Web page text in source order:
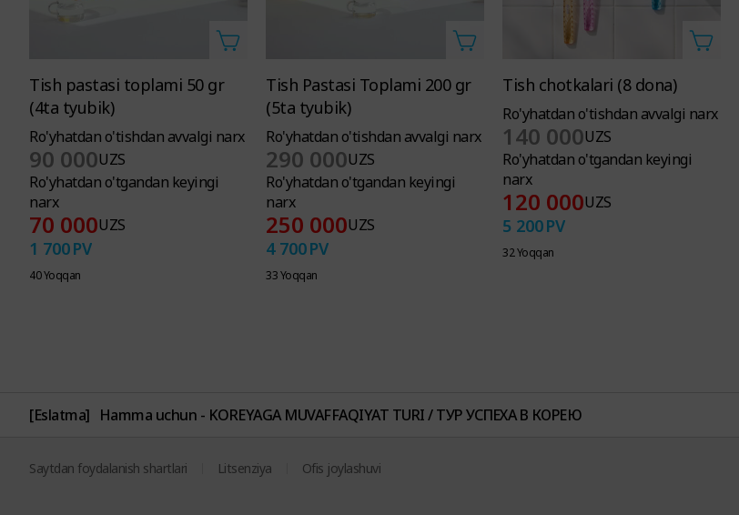
Tish pastasi toplami 50 gr
(4ta tyubik)
Ro'yhatdan o'tishdan avvalgi narx
90 000UZS
Ro'yhatdan o'tgandan keyingi
narx
70 000UZS
1 700PV
40 Yoqqan
Tish Pastasi Toplami 200 gr
(5ta tyubik)
Ro'yhatdan o'tishdan avvalgi narx
290 000UZS
Ro'yhatdan o'tgandan keyingi
narx
250 000UZS
4 700PV
33 Yoqqan
Tish chotkalari (8 dona)
Ro'yhatdan o'tishdan avvalgi narx
140 000UZS
Ro'yhatdan o'tgandan keyingi
narx
120 000UZS
5 200PV
32 Yoqqan
[Eslatma] Hamma uchun - KOREYAGA MUVAFFAQIYAT TURI / ТУР УСПЕХА В КОРЕЮ
Saytdan foydalanish shartlari Litsenziya Ofis joylashuvi